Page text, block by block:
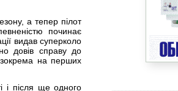
а тепер пілот
починає
видав суперколо
довів справу до
на перших
і після ще одного